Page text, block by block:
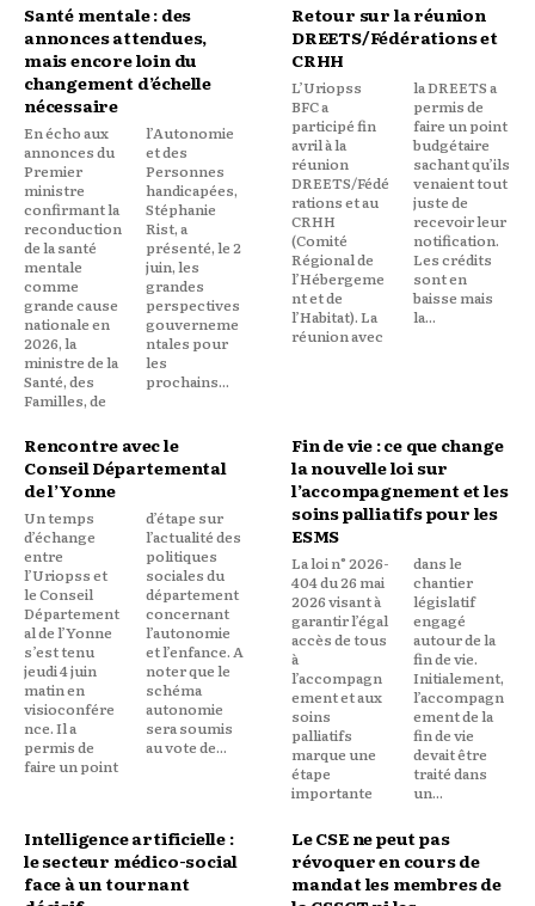
Santé mentale : des
annonces attendues,
mais encore loin du
changement d’échelle
nécessaire
En écho aux
annonces du
Premier
ministre
confirmant la
reconduction
de la santé
mentale
comme
grande cause
nationale en
2026, la
ministre de la
Santé, des
Familles, de
l’Autonomie
et des
Personnes
handicapées,
Stéphanie
Rist, a
présenté, le 2
juin, les
grandes
perspectives
gouverneme
ntales pour
les
prochains...
Retour sur la réunion
DREETS/Fédérations et
CRHH
L’Uriopss
BFC a
participé fin
avril à la
réunion
DREETS/Fédé
rations et au
CRHH
(Comité
Régional de
l’Hébergeme
nt et de
l’Habitat). La
réunion avec
la DREETS a
permis de
faire un point
budgétaire
sachant qu’ils
venaient tout
juste de
recevoir leur
notification.
Les crédits
sont en
baisse mais
la...
Rencontre avec le
Conseil Départemental
de l’Yonne
Un temps
d’échange
entre
l’Uriopss et
le Conseil
Département
al de l’Yonne
s’est tenu
jeudi 4 juin
matin en
visioconfére
nce. Il a
permis de
faire un point
d’étape sur
l’actualité des
politiques
sociales du
département
concernant
l’autonomie
et l’enfance. A
noter que le
schéma
autonomie
sera soumis
au vote de...
Fin de vie : ce que change
la nouvelle loi sur
l’accompagnement et les
soins palliatifs pour les
ESMS
La loi n° 2026-
404 du 26 mai
2026 visant à
garantir l’égal
accès de tous
à
l’accompagn
ement et aux
soins
palliatifs
marque une
étape
importante
dans le
chantier
législatif
engagé
autour de la
fin de vie.
Initialement,
l’accompagn
ement de la
fin de vie
devait être
traité dans
un...
Intelligence artificielle :
le secteur médico-social
face à un tournant
Le CSE ne peut pas
révoquer en cours de
mandat les membres de